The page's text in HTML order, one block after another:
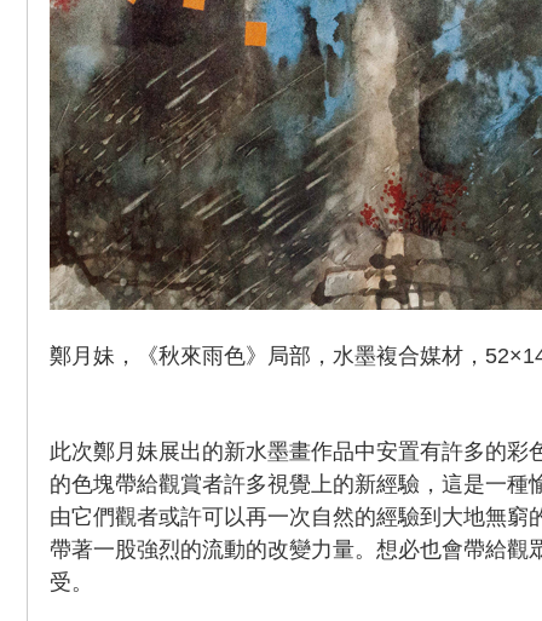
鄭月妹，《秋來雨色》局部，水墨複合媒材，
此次鄭月妹展出的新水墨畫作品中安置有許多的彩
的色塊帶給觀賞者許多視覺上的新經驗，這是一種
由它們觀者或許可以再一次自然的經驗到大地無窮
帶著一股強烈的流動的改變力量。想必也會帶給觀
受。